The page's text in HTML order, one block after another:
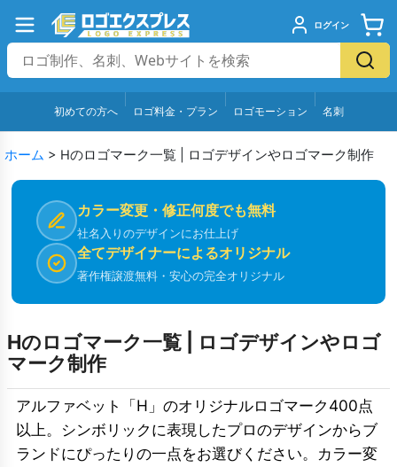
ログイン
初めての方へ ロゴ料金・プラン ロゴモーション 名刺
ホーム > Hのロゴマーク一覧 | ロゴデザインやロゴマーク制作
カラー変更・修正何度でも無料
社名入りのデザインにお仕上げ
全てデザイナーによるオリジナル
著作権譲渡無料・安心の完全オリジナル
Hのロゴマーク一覧 | ロゴデザインやロゴ
マーク制作
アルファベット「H」のオリジナルロゴマーク400点
以上。シンボリックに表現したプロのデザインからブ
ランドにぴったりの一点をお選びください。カラー変